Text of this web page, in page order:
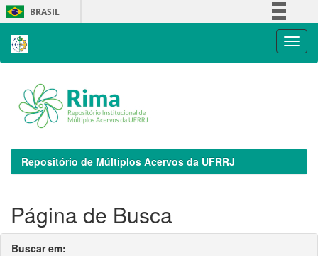
Skip
navigation
BRASIL
Repositório de Múltiplos Acervos da UFRRJ
Página de Busca
Buscar em: